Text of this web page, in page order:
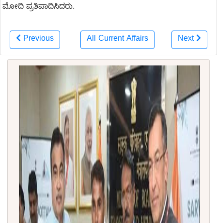
ಮೋದಿ ಪ್ರತಿಪಾದಿಸಿದರು.
Previous All Current Affairs Next